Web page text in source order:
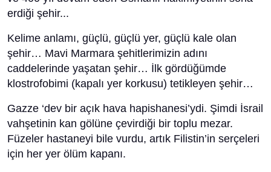
erdiği şehir...
Kelime anlamı, güçlü, güçlü yer, güçlü kale olan
şehir… Mavi Marmara şehitlerimizin adını
caddelerinde yaşatan şehir… İlk gördüğümde
klostrofobimi (kapalı yer korkusu) tetikleyen şehir…
Gazze ‘dev bir açık hava hapishanesi’ydi. Şimdi İsrail
vahşetinin kan gölüne çevirdiği bir toplu mezar.
Füzeler hastaneyi bile vurdu, artık Filistin’in serçeleri
için her yer ölüm kapanı.